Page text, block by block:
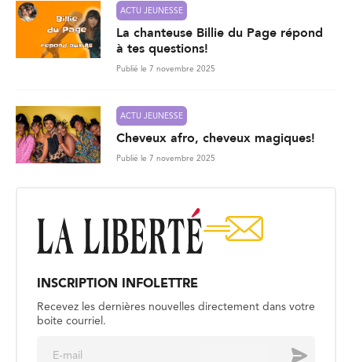
ACTU JEUNESSE
La chanteuse Billie du Page répond
à tes questions!
Publié le 7 novembre 2025
ACTU JEUNESSE
Cheveux afro, cheveux magiques!
Publié le 7 novembre 2025
INSCRIPTION INFOLETTRE
Recevez les dernières nouvelles directement dans votre
boite courriel.
Envoyer